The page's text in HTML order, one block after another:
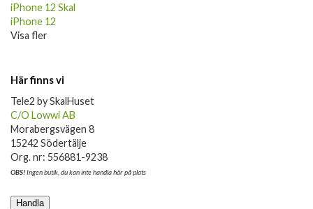
iPhone 12 Skal
iPhone 12
Visa fler
Här finns vi
Tele2 by SkalHuset
C/O Lowwi AB
Morabergsvägen 8
15242 Södertälje
Org. nr: 556881-9238
OBS!Ingen butik, du kan inte handla här på plats
Handla